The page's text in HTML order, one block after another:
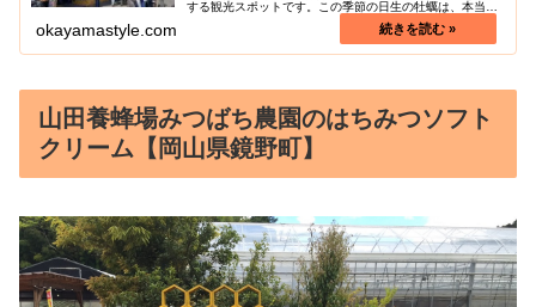
する観光スポットです。この季節の日生の牡蠣は、本当に
身がプリプリで味も濃厚で、口の中に広がる牡蠣の旨みは
最高です！牡蠣のシーズン（11月...
okayamastyle.com
山田養蜂場みつばち農園のはちみつソフト
クリーム【岡山県鏡野町】